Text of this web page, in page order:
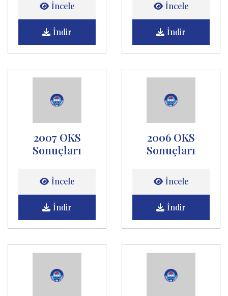
İncele
İndir
İncele
İndir
2007 OKS
Sonuçları
İncele
İndir
2006 OKS
Sonuçları
İncele
İndir